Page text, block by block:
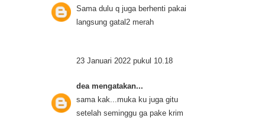
Sama dulu q juga berhenti pakai
langsung gatal2 merah
23 Januari 2022 pukul 10.18
deamengatakan...
sama kak...muka ku juga gitu
setelah seminggu ga pake krim